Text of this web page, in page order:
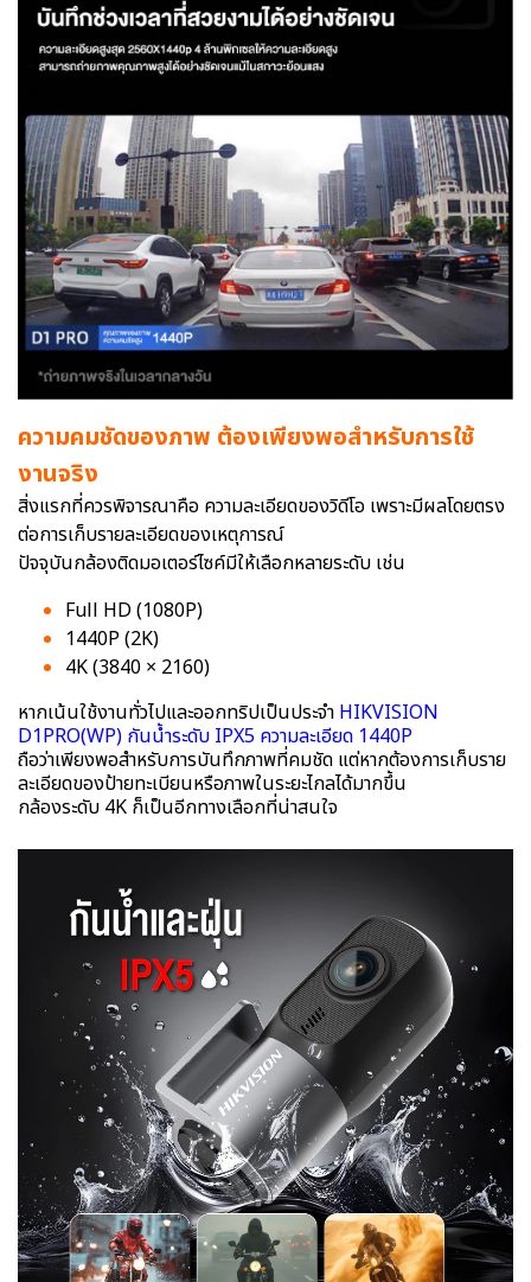
ความคมชัดของภาพ ต้องเพียงพอสำหรับการใช้
งานจริง
สิ่งแรกที่ควรพิจารณาคือ ความละเอียดของวิดีโอ เพราะมีผลโดยตรง
ต่อการเก็บรายละเอียดของเหตุการณ์
ปัจจุบันกล้องติดมอเตอร์ไซค์มีให้เลือกหลายระดับ เช่น
Full HD (1080P)
1440P (2K)
4K (3840 × 2160)
หากเน้นใช้งานทั่วไปและออกทริปเป็นประจำ HIKVISION
D1PRO(WP) กันน้ำระดับ IPX5 ความละเอียด 1440P
ถือว่าเพียงพอสำหรับการบันทึกภาพที่คมชัด แต่หากต้องการเก็บราย
ละเอียดของป้ายทะเบียนหรือภาพในระยะไกลได้มากขึ้น
กล้องระดับ 4K ก็เป็นอีกทางเลือกที่น่าสนใจ